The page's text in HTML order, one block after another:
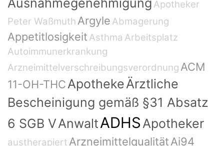
Apotheker
Peter Waßmuth Argyle Abmagerung
Appetitlosigkeit Asthma Arbeitsplatz
Autoimmunerkrankung
Arzneimittelverschreibungsverordnung ACM
11-OH-THCApothekeÄrztliche
Bescheinigung gemäß §31 Absatz
6 SGB VAnwaltADHS Apotheker
austherapiert ArzneimittelqualitätAi94